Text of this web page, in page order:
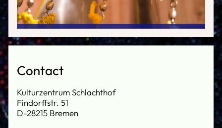
Contact
Kulturzentrum Schlachthof
Findorffstr. 51
D-28215 Bremen